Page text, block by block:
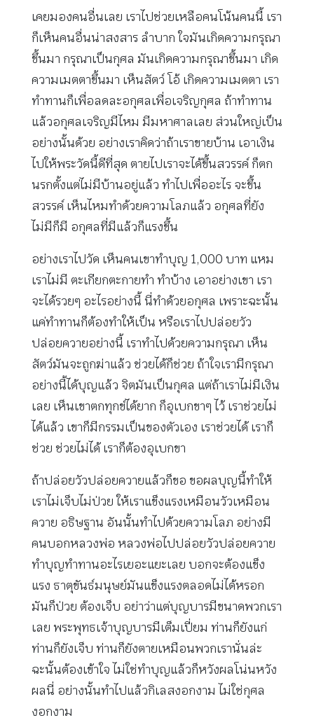
เคยมองคนอื่นเลย เราไปช่วยเหลือคนโน้นคนนี้ เรา
ก็เห็นคนอื่นน่าสงสาร ลำบาก ใจมันเกิดความกรุณา
ขึ้นมา กรุณาเป็นกุศล มันเกิดความกรุณาขึ้นมา เกิด
ความเมตตาขึ้นมา เห็นสัตว์ โอ้ เกิดความเมตตา เรา
ทำทานก็เพื่อลดละอกุศลเพื่อเจริญกุศล ถ้าทำทาน
แล้วอกุศลเจริญมีไหม มีมหาศาลเลย ส่วนใหญ่เป็น
อย่างนั้นด้วย อย่างเราคิดว่าถ้าเราขายบ้าน เอาเงิน
ไปให้พระวัดนี้ดีที่สุด ตายไปเราจะได้ขึ้นสวรรค์ ก็ตก
นรกตั้งแต่ไม่มีบ้านอยู่แล้ว ทำไปเพื่ออะไร จะขึ้น
สวรรค์ เห็นไหมทำด้วยความโลภแล้ว อกุศลที่ยัง
ไม่มีก็มี อกุศลที่มีแล้วก็แรงขึ้น
อย่างเราไปวัด เห็นคนเขาทำบุญ 1,000 บาท แหม
เราไม่มี ตะเกียกตะกายทำ ทำบ้าง เอาอย่างเขา เรา
จะได้รวยๆ อะไรอย่างนี้ นี่ทำด้วยอกุศล เพราะฉะนั้น
แค่ทำทานก็ต้องทำให้เป็น หรือเราไปปล่อยวัว
ปล่อยควายอย่างนี้ เราทำไปด้วยความกรุณา เห็น
สัตว์มันจะถูกฆ่าแล้ว ช่วยได้ก็ช่วย ถ้าใจเรามีกรุณา
อย่างนี้ได้บุญแล้ว จิตมันเป็นกุศล แต่ถ้าเราไม่มีเงิน
เลย เห็นเขาตกทุกข์ได้ยาก ก็อุเบกขาๆ ไว้ เราช่วยไม่
ได้แล้ว เขาก็มีกรรมเป็นของตัวเอง เราช่วยได้ เราก็
ช่วย ช่วยไม่ได้ เราก็ต้องอุเบกขา
ถ้าปล่อยวัวปล่อยควายแล้วก็ขอ ขอผลบุญนี้ทำให้
เราไม่เจ็บไม่ป่วย ให้เราแข็งแรงเหมือนวัวเหมือน
ควาย อธิษฐาน อันนั้นทำไปด้วยความโลภ อย่างมี
คนบอกหลวงพ่อ หลวงพ่อไปปล่อยวัวปล่อยควาย
ทำบุญทำทานอะไรเยอะแยะเลย บอกจะต้องแข็ง
แรง ธาตุขันธ์มนุษย์มันแข็งแรงตลอดไม่ได้หรอก
มันก็ป่วย ต้องเจ็บ อย่าว่าแต่บุญบารมีขนาดพวกเรา
เลย พระพุทธเจ้าบุญบารมีเต็มเปี่ยม ท่านก็ยังแก่
ท่านก็ยังเจ็บ ท่านก็ยังตายเหมือนพวกเรานั่นล่ะ
ฉะนั้นต้องเข้าใจ ไม่ใช่ทำบุญแล้วก็หวังผลโน่นหวัง
ผลนี่ อย่างนั้นทำไปแล้วกิเลสงอกงาม ไม่ใช่กุศล
งอกงาม